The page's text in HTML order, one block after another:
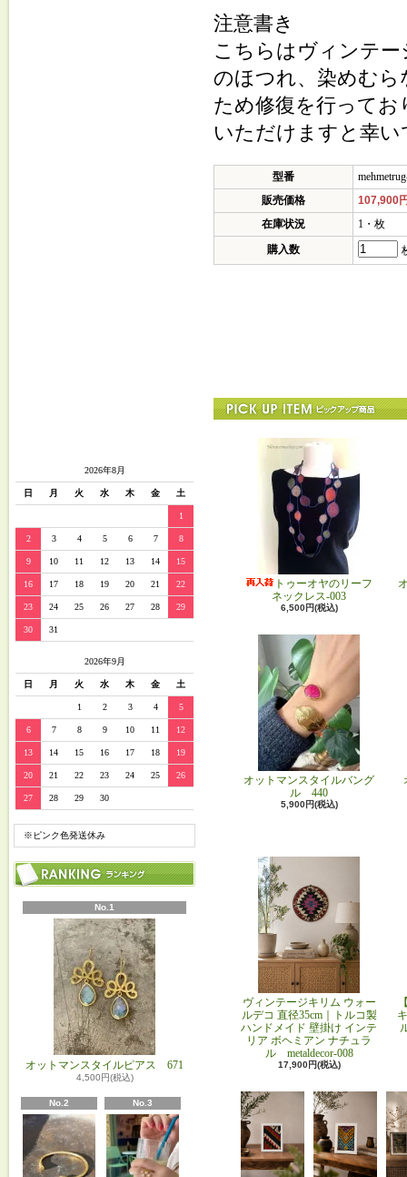
2026年8月
日 月 火 水 木 金 土
1
2 3 4 5 6 7 8
9 10 11 12 13 14 15
16 17 18 19 20 21 22
23 24 25 26 27 28 29
30 31
2026年9月
日 月 火 水 木 金 土
1 2 3 4 5
6 7 8 9 10 11 12
13 14 15 16 17 18 19
20 21 22 23 24 25 26
27 28 29 30
※ピンク色発送休み
No.1
オットマンスタイルピアス 671
4,500円(税込)
No.2 No.3
注意書き
こちらはヴィンテ
のほつれ、染めむ
ため修復を行って
いただけますと幸い
型番
販売価格
107,900
在庫状況
1・枚
購入数
トゥーオヤのリーフ
ネックレス-003
6,500円(税込)
オットマンスタイルバング
ル 440
5,900円(税込)
ヴィンテージキリム ウォー
ルデコ 直径35cm｜トルコ製
ハンドメイド 壁掛け インテ
リア ボヘミアン ナチュラ
ル metaldecor-008
17,900円(税込)